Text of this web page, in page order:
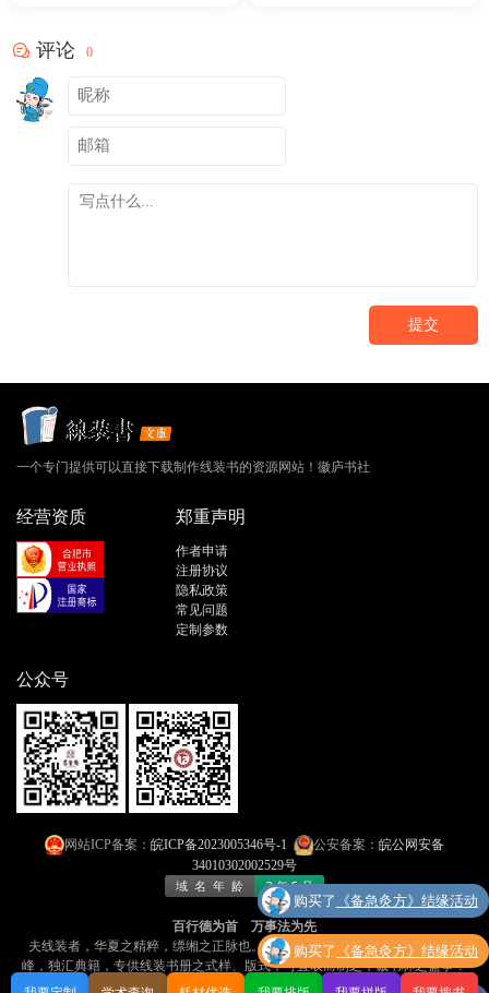
评论 0
提交
一个专门提供可以直接下载制作线装书的资源网站！徽庐书社
经营资质 郑重声明
作者申请
注册协议
隐私政策
常见问题
定制参数
公众号
网站ICP备案： 皖ICP备2023005346号-1 公安备案： 皖公网安备
34010302002529号
百行德为首 万事法为先
夫线装者，华夏之精粹，缥缃之正脉也​​。今有「线装书文库」者，乃​​网海孤
峰，独汇典籍​​，专供线装书册之式样、版式，可​​直取而制之​​，诚书林之盛事！
购买了 《备急灸方》结缘活动
购买了 《备急灸方》结缘活动